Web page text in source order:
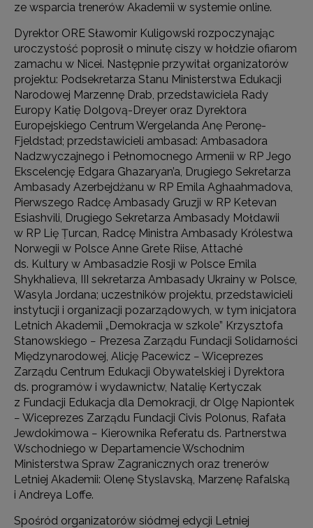
ze wsparcia trenerów Akademii w systemie online.
Dyrektor ORE Sławomir Kuligowski rozpoczynając
uroczystość poprosił o minutę ciszy w hołdzie ofiarom
zamachu w Nicei. Następnie przywitał organizatorów
projektu: Podsekretarza Stanu Ministerstwa Edukacji
Narodowej Marzennę Drab, przedstawiciela Rady
Europy Katię Dolgovą-Dreyer oraz Dyrektora
Europejskiego Centrum Wergelanda Anę Peronę-
Fjeldstad; przedstawicieli ambasad: Ambasadora
Nadzwyczajnego i Pełnomocnego Armenii w RP Jego
Ekscelencję Edgara Ghazaryan’a, Drugiego Sekretarza
Ambasady Azerbejdżanu w RP Emila Aghaahmadova,
Pierwszego Radcę Ambasady Gruzji w RP Ketevan
Esiashvili, Drugiego Sekretarza Ambasady Mołdawii
w RP Lię Țurcan, Radcę Ministra Ambasady Królestwa
Norwegii w Polsce Anne Grete Riise, Attaché
ds. Kultury w Ambasadzie Rosji w Polsce Emila
Shykhalieva, III sekretarza Ambasady Ukrainy w Polsce,
Wasyla Jordana; uczestników projektu, przedstawicieli
instytucji i organizacji pozarządowych, w tym inicjatora
Letnich Akademii „Demokracja w szkole” Krzysztofa
Stanowskiego − Prezesa Zarządu Fundacji Solidarności
Międzynarodowej, Alicję Pacewicz − Wiceprezes
Zarządu Centrum Edukacji Obywatelskiej i Dyrektora
ds. programów i wydawnictw, Natalię Kertyczak
z Fundacji Edukacja dla Demokracji, dr Olgę Napiontek
− Wiceprezes Zarządu Fundacji Civis Polonus, Rafała
Jewdokimowa − Kierownika Referatu ds. Partnerstwa
Wschodniego w Departamencie Wschodnim
Ministerstwa Spraw Zagranicznych oraz trenerów
Letniej Akademii: Olenę Styslavską, Marzenę Rafalską
i Andreya Loffe.
Spośród organizatorów siódmej edycji Letniej